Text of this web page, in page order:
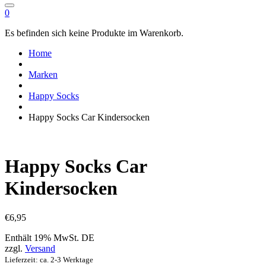
0
Es befinden sich keine Produkte im Warenkorb.
Home
Marken
Happy Socks
Happy Socks Car Kindersocken
Happy Socks Car
Kindersocken
€6,95
Enthält 19% MwSt. DE
zzgl. Versand
Lieferzeit: ca. 2-3 Werktage